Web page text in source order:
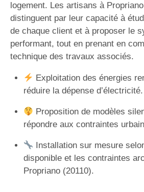
logement. Les artisans à
distinguent par leur capacité à
de chaque client et à proposer le
performant, tout en prenant en
technique des travaux associés.
Exploitation des énergies
réduire la dépense d’électricité.
Proposition de modèles
répondre aux contraintes
Installation sur mesure
disponible et les contraintes
Propriano (20110).